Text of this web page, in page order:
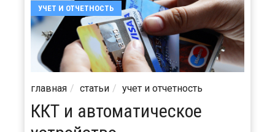
УЧЕТ И ОТЧЕТНОСТЬ
главная статьи учет и отчетность
ККТ и автоматическое